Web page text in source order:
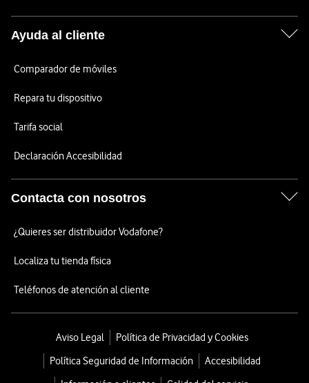
Ayuda al cliente
Comparador de móviles
Repara tu dispositivo
Tarifa social
Declaración Accesibilidad
Contacta con nosotros
¿Quieres ser distribuidor Vodafone?
Localiza tu tienda física
Teléfonos de atención al cliente
Aviso Legal
Política de Privacidad y Cookies
Política Seguridad de Información
Accesibilidad